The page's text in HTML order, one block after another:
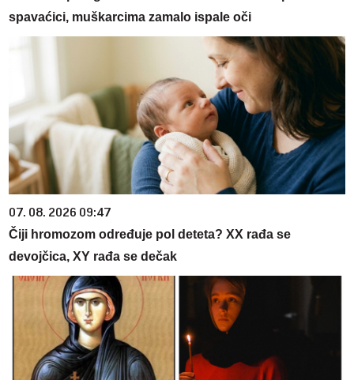
spavaćici, muškarcima zamalo ispale oči
07. 08. 2026 09:47
Čiji hromozom određuje pol deteta? XX rađa se
devojčica, XY rađa se dečak